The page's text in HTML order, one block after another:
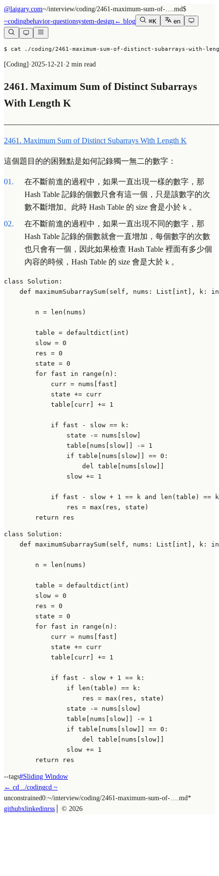
@laigary.com~/interview/coding/2461-maximum-sum-of-….md$
~codingbehavior-questionsystem-design ← blog ⌘K en
$ cat ./coding/2461-maximum-sum-of-distinct-subarrays-with-
[Coding] · 2025-12-21 · 2 min read
2461. Maximum Sum of Distinct Subarrays
With Length K
2461. Maximum Sum of Distinct Subarrays With Length K
這個題目的的困難點是如何記錄獨一無二的數字：
在不斷前進的過程中，如果一直出現一樣的數字，那
Hash Table 記錄的個數只會有這一個，只是該數字的次
數不斷增加。此時 Hash Table 的 size 會是小於 k 。
在不斷前進的過程中，如果一直出現不同的數字，那
Hash Table 記錄的個數就會一直增加，每個數字的次數
也只會有一個，因此如果檢查 Hash Table 裡面有多少個
內容的時候，Hash Table 的 size 會是大於 k 。
class Solution :
def maximumSubarraySum( self, nums: List int ], k:
        n =
len (nums)
        table = defaultdict(
int )
        slow =
0
        res =
0
        state =
0
for fast in range (n):
            curr = nums[fast]
            state += curr
            table[curr] +=
1
if fast - slow == k:
                state -= nums[slow]
                table[nums[slow]] -=
1
if table[nums[slow]] == 0 :
del
table[nums[slow]]
                slow +=
1
if fast - slow + 1 == k and len (table) ==
                res =
max (res, state)
return
class Solution :
def maximumSubarraySum( self, nums: List int ], k:
        n =
len (nums)
        table = defaultdict(
int )
        slow =
0
        res =
0
        state =
0
for fast in range (n):
            curr = nums[fast]
            state += curr
            table[curr] +=
1
if fast - slow + 1
== k:
if
len (table) == k:
                    res =
max (res, state)
                state -= nums[slow]
                table[nums[slow]] -=
1
if table[nums[slow]] == 0 :
del
table[nums[slow]]
                slow +=
1
return
--tags#Sliding Window
← cd ../codingcd ~
unconstrained0:~/interview/coding/2461-maximum-sum-of-….md*
githubxlinkedinrss │ © 2026